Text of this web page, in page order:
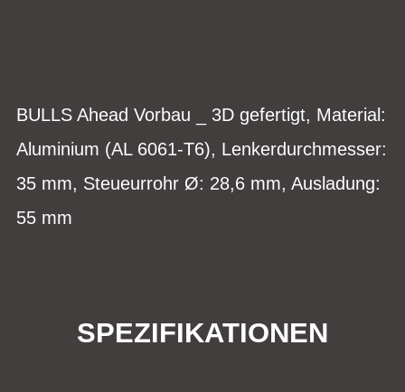
BULLS Ahead Vorbau _ 3D gefertigt, Material:
Aluminium (AL 6061-T6), Lenkerdurchmesser:
35 mm, Steueurrohr Ø: 28,6 mm, Ausladung:
55 mm
SPEZIFIKATIONEN